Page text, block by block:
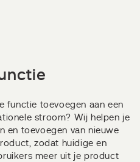
functie toevoegen aan een
stroom? Wij helpen je
en toevoegen van nieuwe
zodat huidige en
meer uit je product